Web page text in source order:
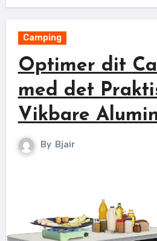
Camping
Optimer dit
med det
Vikbare
By Bjair